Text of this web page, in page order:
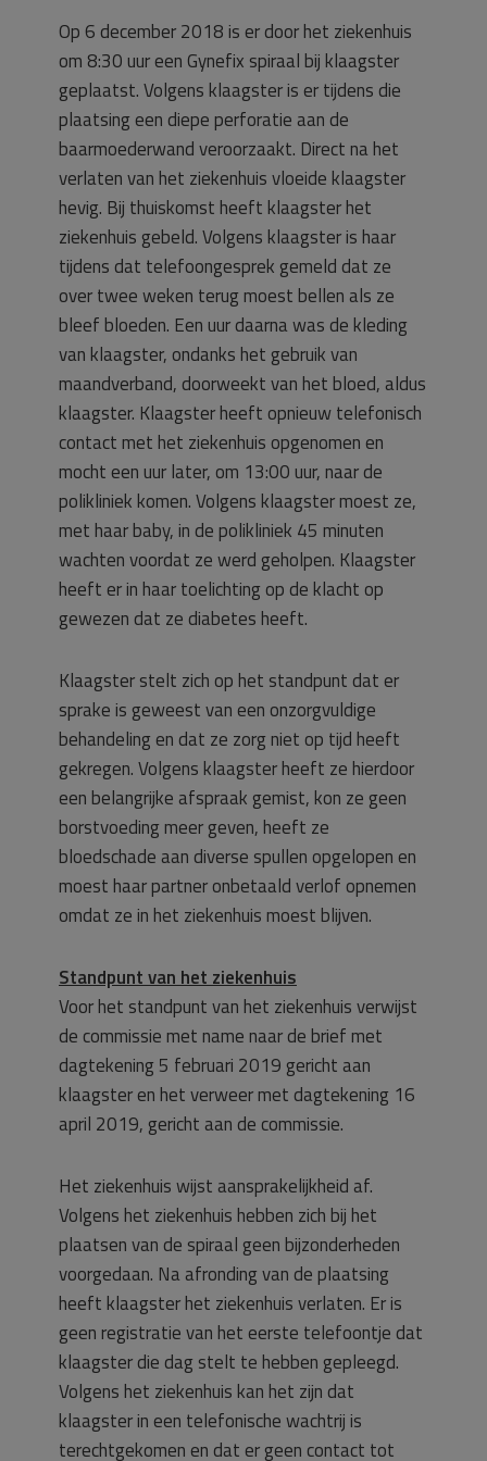
Op 6 december 2018 is er door het ziekenhuis
om 8:30 uur een Gynefix spiraal bij klaagster
geplaatst. Volgens klaagster is er tijdens die
plaatsing een diepe perforatie aan de
baarmoederwand veroorzaakt. Direct na het
verlaten van het ziekenhuis vloeide klaagster
hevig. Bij thuiskomst heeft klaagster het
ziekenhuis gebeld. Volgens klaagster is haar
tijdens dat telefoongesprek gemeld dat ze
over twee weken terug moest bellen als ze
bleef bloeden. Een uur daarna was de kleding
van klaagster, ondanks het gebruik van
maandverband, doorweekt van het bloed, aldus
klaagster. Klaagster heeft opnieuw telefonisch
contact met het ziekenhuis opgenomen en
mocht een uur later, om 13:00 uur, naar de
polikliniek komen. Volgens klaagster moest ze,
met haar baby, in de polikliniek 45 minuten
wachten voordat ze werd geholpen. Klaagster
heeft er in haar toelichting op de klacht op
gewezen dat ze diabetes heeft.
Klaagster stelt zich op het standpunt dat er
sprake is geweest van een onzorgvuldige
behandeling en dat ze zorg niet op tijd heeft
gekregen. Volgens klaagster heeft ze hierdoor
een belangrijke afspraak gemist, kon ze geen
borstvoeding meer geven, heeft ze
bloedschade aan diverse spullen opgelopen en
moest haar partner onbetaald verlof opnemen
omdat ze in het ziekenhuis moest blijven.
Standpunt van het ziekenhuis
Voor het standpunt van het ziekenhuis verwijst
de commissie met name naar de brief met
dagtekening 5 februari 2019 gericht aan
klaagster en het verweer met dagtekening 16
april 2019, gericht aan de commissie.
Het ziekenhuis wijst aansprakelijkheid af.
Volgens het ziekenhuis hebben zich bij het
plaatsen van de spiraal geen bijzonderheden
voorgedaan. Na afronding van de plaatsing
heeft klaagster het ziekenhuis verlaten. Er is
geen registratie van het eerste telefoontje dat
klaagster die dag stelt te hebben gepleegd.
Volgens het ziekenhuis kan het zijn dat
klaagster in een telefonische wachtrij is
terechtgekomen en dat er geen contact tot